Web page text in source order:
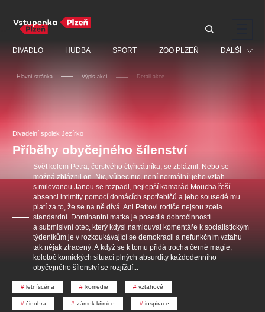
DIVADLO HUDBA SPORT ZOO PLZEŇ DALŠÍ
Pro děti
Kino
Hlavní stránka Výpis akcí Detail akce
Divadelní spolek Jezírko
Příběhy obyčejného šílenství
Svět kolem Petra, čerstvého čtyřicátníka, se zbláznil. Nebo se
možná zbláznil on. Nic, vůbec nic, není normální: jeho vztah
s milovanou Janou se rozpadl, nejlepší kamarád Moucha řeší
absenci intimity pomocí domácích spotřebičů a jeho sousedé mu
platí za to, že se na ně dívá. Ani Petrovi rodiče nejsou zcela
standardní. Dominantní matka je posedlá dobročinností
a submisivní otec, který kdysi namlouval komentáře k socialistickým
týdeníkům je v rozkoukávající se demokracii a nefunkčním vztahu
tak nějak ztracený. A když se k tomu přidá trocha černé magie,
kolotoč komických situací plných absurdity každodenního
obyčejného šílenství se rozjíždí...
letníscéna komedie vztahové
činohra zámek křimice inspirace
Doporučujeme
JARO EVENT s.r.o.
Centrální rezervační
kancelář
Veselá scéna Kalikovský
mlýn
Ostatní hledají
Nejnavštěvovanější
doporučujeme premiéra komedie letníscéna
koncert klasickáhudba
djkt skupovaplzeň2026